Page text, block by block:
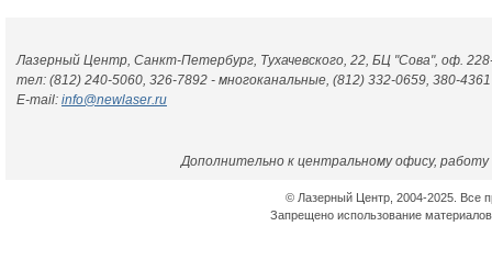
Лазерный Центр, Санкт-Петербург, Тухачевского, 22, БЦ "Сова", оф.
тел: (812) 240-5060, 326-7892 - многоканальные, (812) 332-0659, 380-4361
E-mail: info@newlaser.ru
Дополнительно к центральному офису,
© Лазерный Центр, 2004-2025. Все
Запрещено использование